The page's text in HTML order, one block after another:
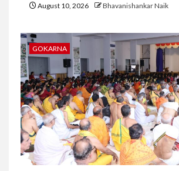
August 10, 2026 Bhavanishankar Naik
GOKARNA